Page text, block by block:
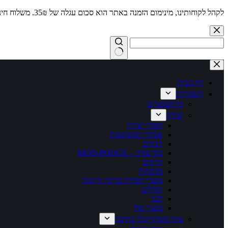
לקהל לקוחותינו, מינימום הזמנה באתר הוא סכום עגלה של 35₪. משלוח חינם מעל 250₪
Skip
to
content
No
results
דף הבית
קטגוריות
כל המוצרים
יצירה
חומרי יצירה
אביזרי תכשיטנות
דבקים
מוד פודג' – MOD-PODGE
חרוזים
מדבקות
מוצרי תפירה סריגה ורקמה
קווילינג
לבד
מוצרי סול
ציוד משרדי/כלי כתיבה